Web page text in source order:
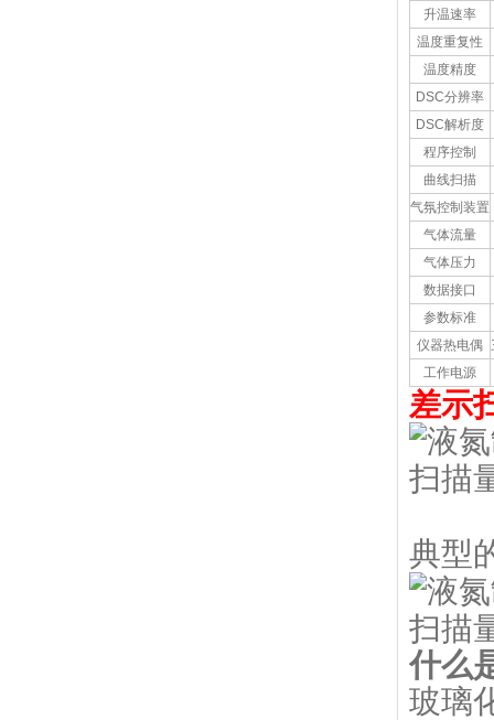
升温速率
温度重复性
温度精度
DSC分辨率
DSC解析度
程序控制
曲线扫描
气氛控制装置
气体流量
气体压力
数据接口
参数标准
仪器热电偶
工作电源
差示
典型
什么
玻璃